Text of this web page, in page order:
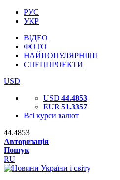
РУС
УКР
ВІДЕО
ФОТО
НАЙПОПУЛЯРНІШІ
СПЕЦПРОЕКТИ
USD
USD 44.4853
EUR 51.3357
Всі курси валют
44.4853
Авторизація
Пошук
RU